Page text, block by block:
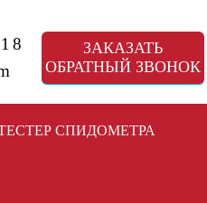
ЗАКАЗАТЬ
ОБРАТНЫЙ ЗВОНОК
СПИДОМЕТРА